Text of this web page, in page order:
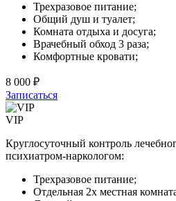
Трехразовое питание;
Общий душ и туалет;
Комната отдыха и досуга;
Врачебный обход 3 раза;
Комфортные кровати;
8 000 ₽
Записаться
VIP
Круглосуточный контроль
психиатром-наркологом:
Трехразовое питание;
Отдельная 2х местная